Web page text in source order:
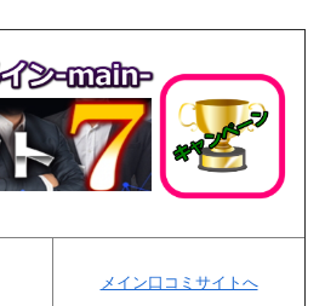
メイン口コミサイトへ